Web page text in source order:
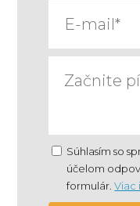
Súhlasím so
účelom
formulár.Viac